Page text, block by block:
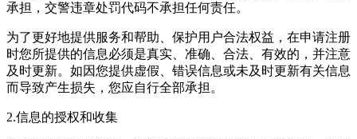
承担，交警违章处罚代码不承担任何责任。
为了更好地提供服务和帮助、保护用户合法权益，在申请注册
时您所提供的信息必须是真实、准确、合法、有效的，并注意
及时更新。如因您提供虚假、错误信息或未及时更新有关信息
而导致产生损失，您应自行全部承担。
2.信息的授权和收集